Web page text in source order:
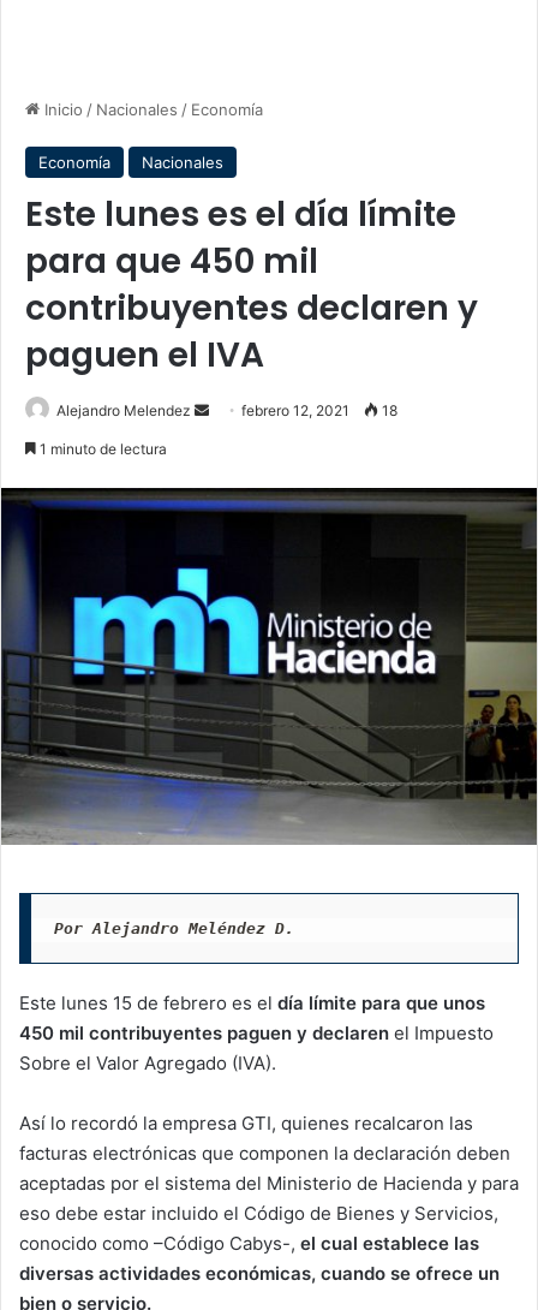
Inicio / Nacionales / Economía
Economía Nacionales
Este lunes es el día límite
para que 450 mil
contribuyentes declaren y
paguen el IVA
Alejandro Melendez
Sendfebrero 12, 2021 18
1 minuto de lectura
Por Alejandro Meléndez D.
Este lunes 15 de febrero es el día límite para que unos
450 mil contribuyentes paguen y declaren el Impuesto
Sobre el Valor Agregado (IVA).
Así lo recordó la empresa GTI, quienes recalcaron las
facturas electrónicas que componen la declaración deben
aceptadas por el sistema del Ministerio de Hacienda y para
eso debe estar incluido el Código de Bienes y Servicios,
conocido como –Código Cabys-, el cual establece las
diversas actividades económicas, cuando se ofrece un
bien o servicio.